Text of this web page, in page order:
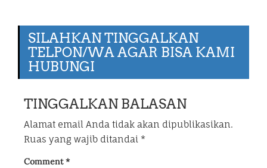
SILAHKAN TINGGALKAN
TELPON/WA AGAR BISA KAMI
HUBUNGI
TINGGALKAN BALASAN
Alamat email Anda tidak akan dipublikasikan.
Ruas yang wajib ditandai *
Comment*